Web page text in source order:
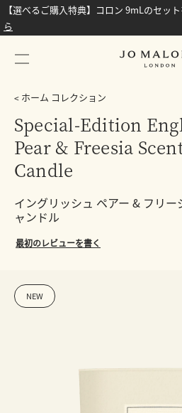
【選べるご購入特典】コロン 9mLのセッ
ら
ホーム コレクション
Special-Edition
Pear & Freesia
Candle
イングリッシュ ペアー & フリ
ャンドル
最初のレビューを書く
NEW